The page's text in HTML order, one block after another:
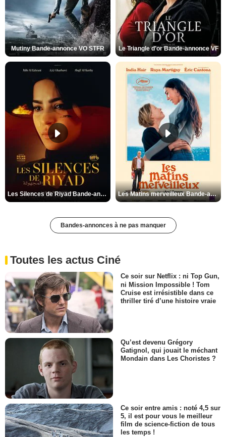
Mutiny Bande-annonce VO STFR Le Triangle d'or Bande-annonce VF
Les Silences de Riyad Bande-annonce VO STFR Les Matins merveilleux Bande-annonce VF
Bandes-annonces à ne pas manquer
Toutes les actus Ciné
Ce soir sur Netflix : ni Top Gun,
ni Mission Impossible ! Tom
Cruise est irrésistible dans ce
thriller tiré d’une histoire vraie
Qu’est devenu Grégory
Gatignol, qui jouait le méchant
Mondain dans Les Choristes ?
Ce soir entre amis : noté 4,5 sur
5, il est pour vous le meilleur
film de science-fiction de tous
les temps !